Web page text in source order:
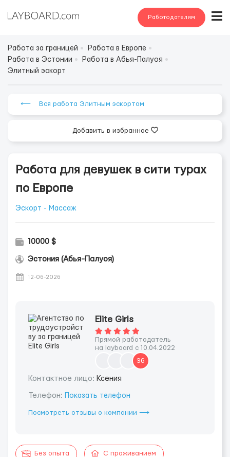
Работодателям
Работа за границей
Работа в Европе
Работа в Эстонии
Работа в Абья-Палуоя
Элитный эскорт
⟵ Вся работа Элитным эскортом
Добавить в избранное
Работа для девушек в сити турах
по Европе
Эскорт - Массаж
10000 $
Эстония (Абья-Палуоя)
12-06-2026
Elite Girls
Прямой работодатель
на layboard с 10.04.2022
36
Контактное лицо: Ксения
Телефон: Показать телефон
Посмотреть отзывы о компании ⟶
Без опыта С проживанием